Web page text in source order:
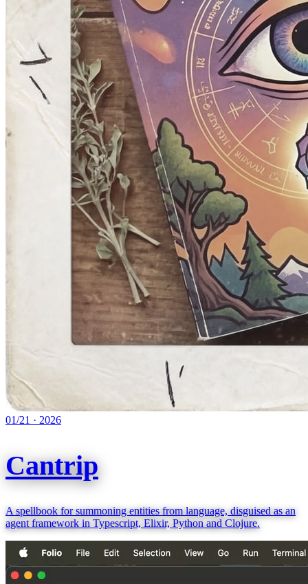
01/21 · 2026
Cantrip
A spellbook for summoning entities from language, disguised as an
agent framework in Typescript, Elixir, Python and Clojure.